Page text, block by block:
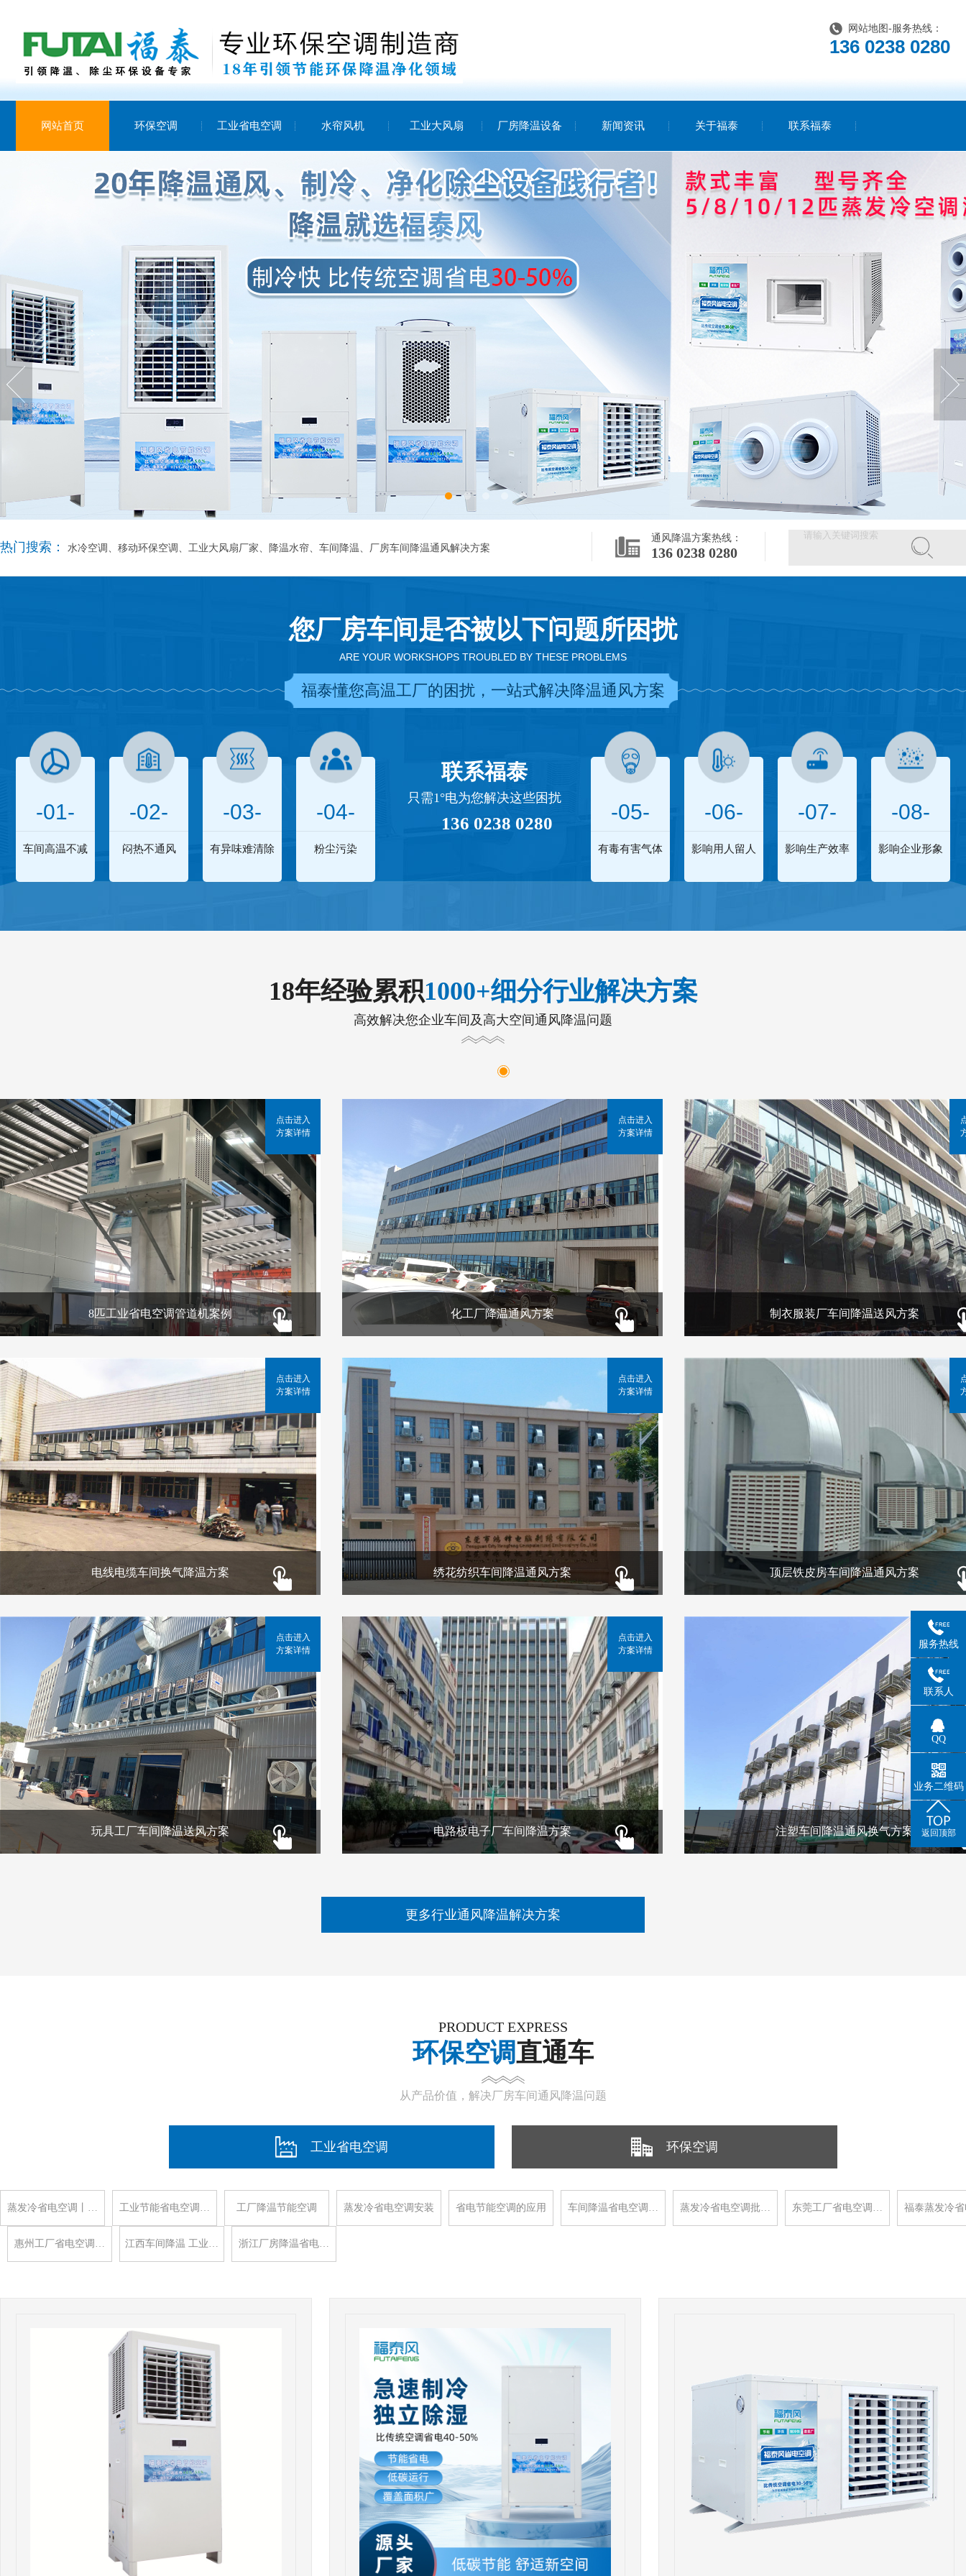
网站地图 -服务热线：
136 0238 0280
网站首页 环保空调 工业省电空调 水帘风机 工业大风扇 厂房降温设备 新闻资讯 关于福泰 联系福泰
热门搜索： 水冷空调、移动环保空调、工业大风扇厂家、降温水帘、车间降温、厂房车间降温通风解决方案
通风降温方案热线：
136 0238 0280
您厂房车间是否被以下问题所困扰
ARE YOUR WORKSHOPS TROUBLED BY THESE PROBLEMS
福泰懂您高温工厂的困扰，一站式解决降温通风方案
-01-
车间高温不减
-02-
闷热不通风
-03-
有异味难清除
-04-
粉尘污染
联系福泰
只需1°电为您解决这些困扰
136 0238 0280 -05-
有毒有害气体
-06-
影响用人留人
-07-
影响生产效率
-08-
影响企业形象
18年经验累积1000+细分行业解决方案
高效解决您企业车间及高大空间通风降温问题
8匹工业省电空调管道机案例
点击进入
方案详情
化工厂降温通风方案
点击进入
方案详情
制衣服装厂车间降温送风方案
电线电缆车间换气降温方案
点击进入
方案详情
绣花纺织车间降温通风方案
点击进入
方案详情
顶层铁皮房车间降温通风方案
玩具工厂车间降温送风方案
点击进入
方案详情
电路板电子厂车间降温方案
点击进入
方案详情
注塑车间降温通风换气方案
更多行业通风降温解决方案
PRODUCT EXPRESS
环保空调直通车
从产品价值，解决厂房车间通风降温问题
工业省电空调 环保空调
蒸发冷省电空调丨… 工业节能省电空调… 工厂降温节能空调 蒸发冷省电空调安装 省电节能空调的应用 车间降温省电空调… 蒸发冷省电空调批… 东莞工厂省电空调… 福泰蒸发冷
惠州工厂省电空调… 江西车间降温 工业… 浙江厂房降温省电…
服务热线
联系人
QQ
业务二维码
返回顶部